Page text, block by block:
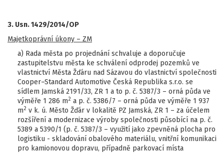
3. Usn. 1429/2014/OP
Majetkoprávní úkony – ZM
a) Rada města po projednání schvaluje a doporučuje
zastupitelstvu města ke schválení odprodej pozemků ve
vlastnictví Města Žďáru nad Sázavou do vlastnictví společnosti
Cooper–Standard Automotive Česká Republika s.r.o. se
sídlem Jamská 2191/33, ZR 1 a to p. č. 5387/3 – orná půda ve
výměře 1 286 m2 a p. č. 5386/7 – orná půda ve výměře 1 937
m2 v k. ú. Město Žďár v lokalitě PZ Jamská, ZR 1 – za účelem
rozšíření a modernizace výroby společnosti působící na p. č.
5389 a 5390/1 (p. č. 5387/3 – využití jako zpevněná plocha pro
logistiku - skladování obalového materiálu, vnitřní komunikaci
pro kamionovou dopravu, případně parkovací místa